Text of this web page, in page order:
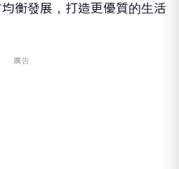
衡發展，打造更優質的生活
廣告